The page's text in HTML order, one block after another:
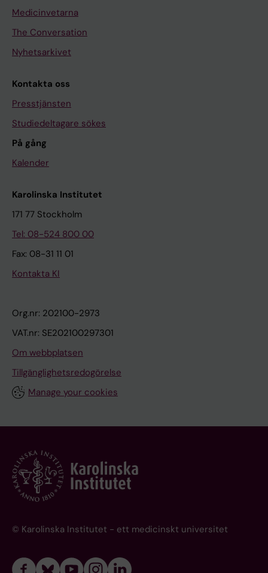
Medicinvetarna
The Conversation
Nyhetsarkivet
Kontakta oss
Presstjänsten
Studiedeltagare sökes
På gång
Kalender
Karolinska Institutet
171 77 Stockholm
Tel: 08-524 800 00
Fax: 08-31 11 01
Kontakta KI
Org.nr: 202100-2973
VAT.nr: SE202100297301
Om webbplatsen
Tillgänglighetsredogörelse
Manage your cookies
© Karolinska Institutet - ett medicinskt universitet